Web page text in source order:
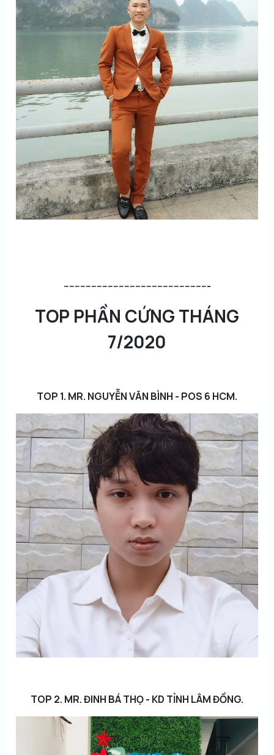
-----------------------------------------------------
TOP PHẦN CỨNG THÁNG
7/2020
TOP 1. MR. NGUYỄN VĂN BÌNH - POS 6 HCM.
TOP 2. MR. ĐINH BÁ THỌ - KD TỈNH LÂM ĐỒNG.